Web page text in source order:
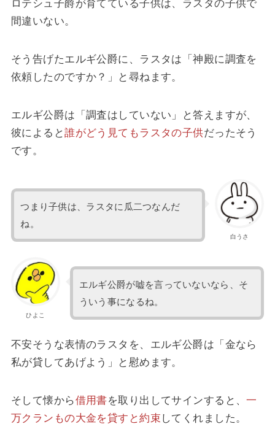
ロテシュ子爵が育てている子供は、ラスタの子供で
間違いない。
そう告げたエルギ公爵に、ラスタは「神殿に調査を
依頼したのですか？」と尋ねます。
エルギ公爵は「調査はしていない」と答えますが、
彼によると誰がどう見てもラスタの子供だったそう
です。
白うさ
つまり子供は、ラスタに瓜二つなんだ
ね。
ひよこ
エルギ公爵が嘘を言っていないなら、そ
ういう事になるね。
不安そうな表情のラスタを、エルギ公爵は「金なら
私が貸してあげよう」と慰めます。
そして懐から借用書を取り出してサインすると、一
万クランもの大金を貸すと約束 してくれました。